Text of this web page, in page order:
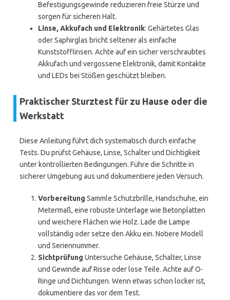
Befestigungsgewinde reduzieren freie Stürze und
sorgen für sicheren Halt.
Linse, Akkufach und Elektronik: Gehärtetes Glas
oder Saphirglas bricht seltener als einfache
Kunststofflinsen. Achte auf ein sicher verschraubtes
Akkufach und vergossene Elektronik, damit Kontakte
und LEDs bei Stößen geschützt bleiben.
Praktischer Sturztest für zu Hause oder die
Werkstatt
Diese Anleitung führt dich systematisch durch einfache
Tests. Du prüfst Gehäuse, Linse, Schalter und Dichtigkeit
unter kontrollierten Bedingungen. Führe die Schritte in
sicherer Umgebung aus und dokumentiere jeden Versuch.
Vorbereitung Sammle Schutzbrille, Handschuhe, ein
Metermaß, eine robuste Unterlage wie Betonplatten
und weichere Flächen wie Holz. Lade die Lampe
vollständig oder setze den Akku ein. Notiere Modell
und Seriennummer.
Sichtprüfung Untersuche Gehäuse, Schalter, Linse
und Gewinde auf Risse oder lose Teile. Achte auf O-
Ringe und Dichtungen. Wenn etwas schon locker ist,
dokumentiere das vor dem Test.